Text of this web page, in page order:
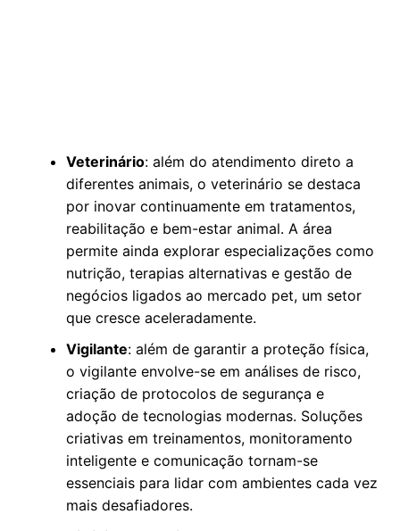
Veterinário: além do atendimento direto a
diferentes animais, o veterinário se destaca
por inovar continuamente em tratamentos,
reabilitação e bem-estar animal. A área
permite ainda explorar especializações como
nutrição, terapias alternativas e gestão de
negócios ligados ao mercado pet, um setor
que cresce aceleradamente.
Vigilante: além de garantir a proteção física,
o vigilante envolve-se em análises de risco,
criação de protocolos de segurança e
adoção de tecnologias modernas. Soluções
criativas em treinamentos, monitoramento
inteligente e comunicação tornam-se
essenciais para lidar com ambientes cada vez
mais desafiadores.